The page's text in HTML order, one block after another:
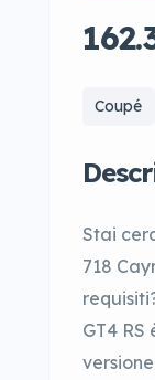
Coupé
Stai
718
GT4